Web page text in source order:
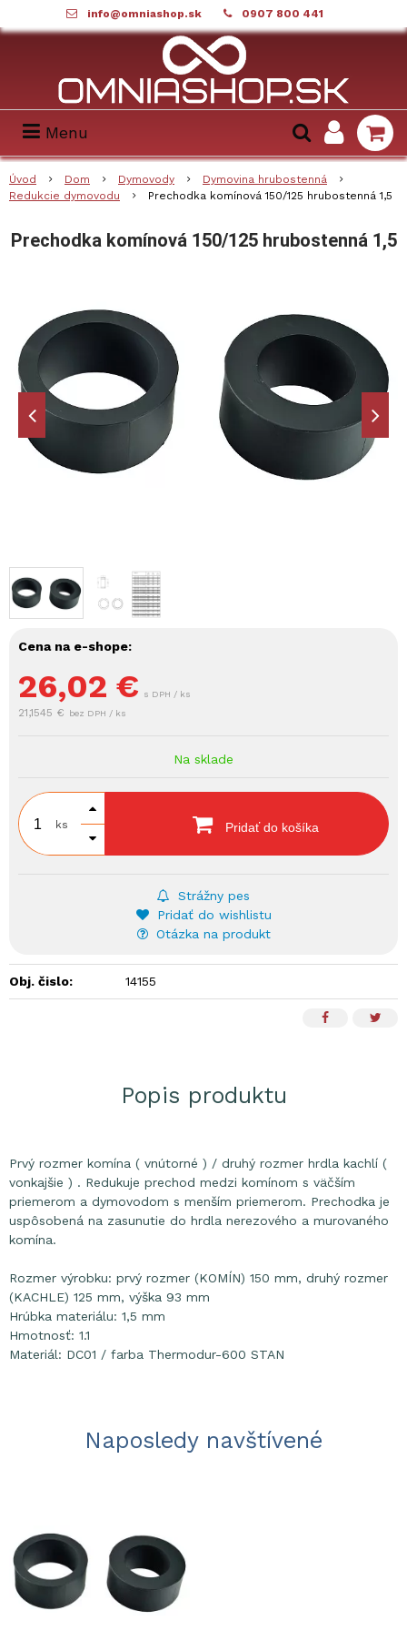
info@omniashop.sk 0907 800 441
Menu
Úvod Dom Dymovody
Dymovina hrubostenná
Redukcie dymovodu
Prechodka komínová 150/125 hrubostenná 1,5
Prechodka komínová 150/125 hrubostenná 1,5
Cena na e-shope:
26,02 € s DPH / ks
21,1545 € bez DPH / ks
Na sklade
ks Pridať do košíka
Strážny pes
Pridať do wishlistu
Otázka na produkt
Obj. čislo: 14155
Popis produktu
Prvý rozmer komína ( vnútorné ) / druhý rozmer hrdla kachlí (
vonkajšie ) . Redukuje prechod medzi komínom s väčším
priemerom a dymovodom s menším priemerom. Prechodka je
uspôsobená na zasunutie do hrdla nerezového a murovaného
komína.
Rozmer výrobku: prvý rozmer (KOMÍN) 150 mm, druhý rozmer
(KACHLE) 125 mm, výška 93 mm
Hrúbka materiálu: 1,5 mm
Hmotnosť: 1.1
Materiál: DC01 / farba Thermodur-600 STAN
Naposledy navštívené